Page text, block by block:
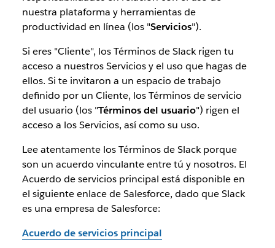
nuestra plataforma y herramientas de
productividad en línea (los "Servicios").
Si eres "Cliente", los Términos de Slack rigen tu
acceso a nuestros Servicios y el uso que hagas de
ellos. Si te invitaron a un espacio de trabajo
definido por un Cliente, los Términos de servicio
del usuario (los "Términos del usuario") rigen el
acceso a los Servicios, así como su uso.
Lee atentamente los Términos de Slack porque
son un acuerdo vinculante entre tú y nosotros. El
Acuerdo de servicios principal está disponible en
el siguiente enlace de Salesforce, dado que Slack
es una empresa de Salesforce:
Acuerdo de servicios principal